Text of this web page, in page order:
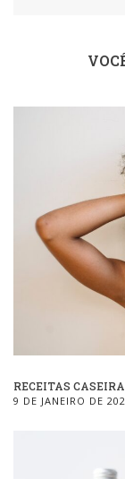
RECEITAS
9 DE JANEIRO DE